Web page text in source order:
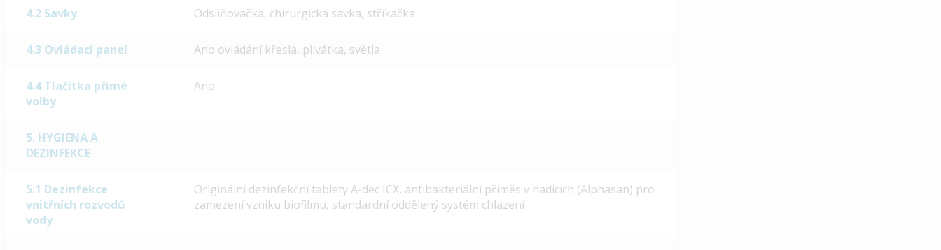
4.2 Savky Odsliňovačka, chirurgická savka, stříkačka
4.3 Ovládací panel Ano ovládání křesla, plivátka, světla
4.4 Tlačítka přímé
volby
Ano
5. HYGIENA A
DEZINFEKCE
5.1 Dezinfekce
vnitřních rozvodů
vody
Originální dezinfekční tablety A-dec ICX, antibakteriální příměs v hadicích (Alphasan) pro
zamezení vzniku biofilmu, standardní oddělený systém chlazení